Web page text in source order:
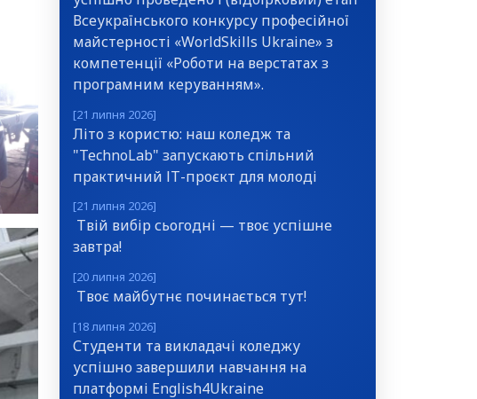
Всеукраїнського конкурсу професійної
майстерності «WorldSkills Ukraine» з
компетенції «Роботи на верстатах з
програмним керуванням».
[21 липня 2026]
Літо з користю: наш коледж та
"TechnoLab" запускають спільний
практичний ІТ-проєкт для молоді
[21 липня 2026]
Твій вибір сьогодні — твоє успішне
завтра!
[20 липня 2026]
Твоє майбутнє починається тут!
[18 липня 2026]
Студенти та викладачі коледжу
успішно завершили навчання на
платформі English4Ukraine